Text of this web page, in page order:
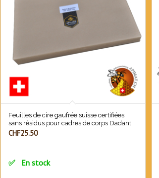
Feuilles de cire gaufrée suisse certifiées
sans résidus pour cadres de corps Dadant
CHF25.50
En stock